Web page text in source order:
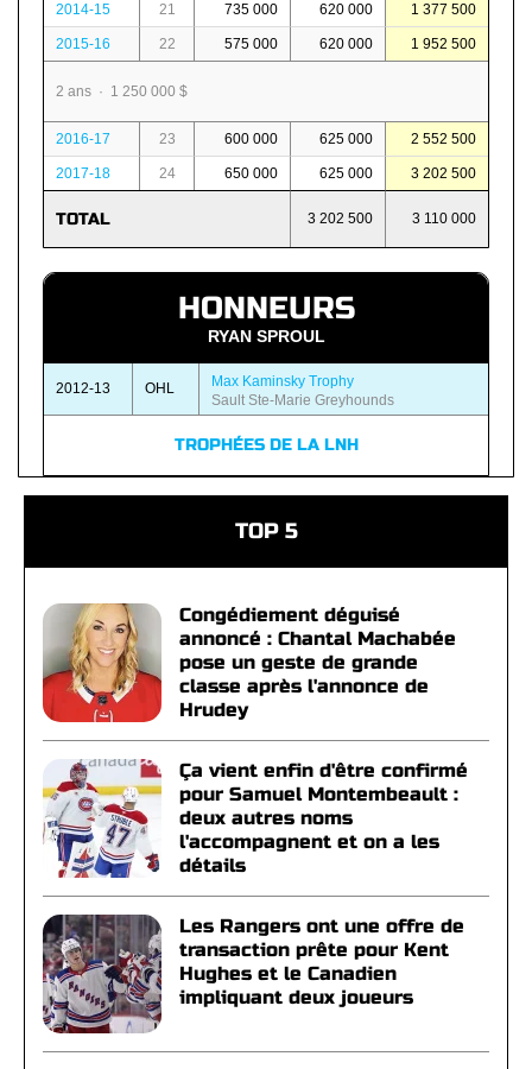
2014-15 21 735 000 620 000 1 377 500
2015-16 22 575 000 620 000 1 952 500
2 ans · 1 250 000 $
2016-17 23 600 000 625 000 2 552 500
2017-18 24 650 000 625 000 3 202 500
TOTAL 3 202 500 3 110 000
HONNEURS
RYAN SPROUL
2012-13 OHL
Max Kaminsky Trophy
Sault Ste-Marie Greyhounds
TROPHÉES DE LA LNH
TOP 5
Congédiement déguisé
annoncé : Chantal Machabée
pose un geste de grande
classe après l'annonce de
Hrudey
Ça vient enfin d'être confirmé
pour Samuel Montembeault :
deux autres noms
l'accompagnent et on a les
détails
Les Rangers ont une offre de
transaction prête pour Kent
Hughes et le Canadien
impliquant deux joueurs